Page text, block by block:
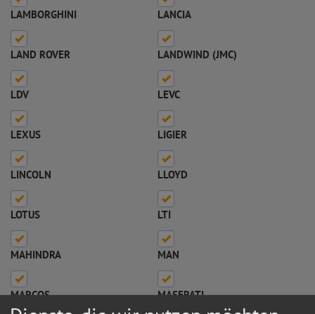
LAMBORGHINI LANCIA
LAND ROVER LANDWIND (JMC)
LDV LEVC
LEXUS LIGIER
LINCOLN LLOYD
LOTUS LTI
MAHINDRA MAN
MARCOS MASERATI